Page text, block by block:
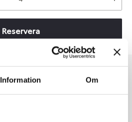
Information Om
Reservera
Tum
17